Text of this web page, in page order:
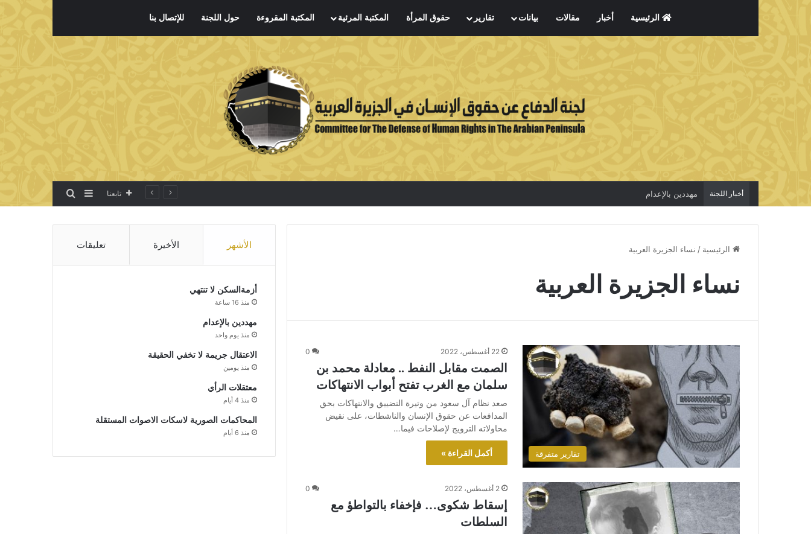
الرئيسية أخبار مقالات بيانات تقارير حقوق المرأة المكتبة المرئية المكتبة المقروءة حول اللجنة للإتصال بنا
أخبار اللجنة مهددين بالإعدام تابعنا إضافة عمود جانبي
بحث عن
الرئيسية / نساء الجزيرة العربية
نساء الجزيرة العربية
تقارير متفرقة
22 أغسطس، 2022 0
الصمت مقابل النفط .. معادلة محمد بن
سلمان مع الغرب تفتح أبواب الانتهاكات
صعد نظام آل سعود من وتيرة التضييق والانتهاكات بحق
المدافعات عن حقوق الإنسان والناشطات، على نقيض
محاولاته الترويج لإصلاحات فيما…
أكمل القراءة »
2 أغسطس، 2022 0
إسقاط شكوى… فإخفاء بالتواطؤ مع
السلطات
الأشهر الأخيرة تعليقات
أزمةالسكن لا تنتهي
منذ 16 ساعة
مهددين بالإعدام
منذ يوم واحد
الاعتقال جريمة لا تخفي الحقيقة
منذ يومين
معتقلات الرأي
منذ 4 أيام
المحاكمات الصورية لاسكات الاصوات المستقلة
منذ 6 أيام